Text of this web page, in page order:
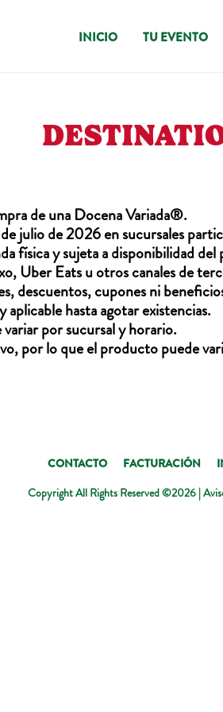
INICIO TU EVENTO
de una Docena Variada®.
de julio de 2026 en sucursales
física y sujeta a disponibilidad
Uber Eats u otros canales de
descuentos, cupones ni
hasta agotar existencias.
por sucursal y horario.
por lo que el producto puede
CONTACTO FACTURACIÓN
Copyright All Rights Reserved ©2026 |